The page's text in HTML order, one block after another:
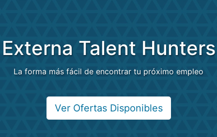
Externa Talent Hunters
La forma más fácil de encontrar tu próximo empleo
Ver Ofertas Disponibles